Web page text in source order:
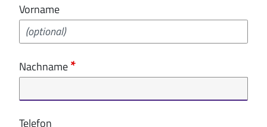
Vorname
Nachname
Telefon